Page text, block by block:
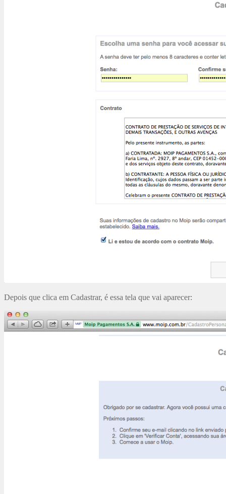
Depois que clica em Cadastrar, é essa tela que vai aparecer: